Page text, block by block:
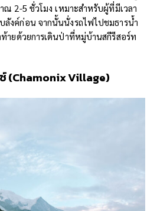
ณ 2-5 ชั่วโมง เหมาะสำหรับผู้ที่มีเวลา
ลังค์ก่อน จากนั้นนั่งรถไฟไปชมธารน้ำ
ายด้วยการเดินป่าที่หมู่บ้านสกีรีสอร์ท
(Chamonix Village)